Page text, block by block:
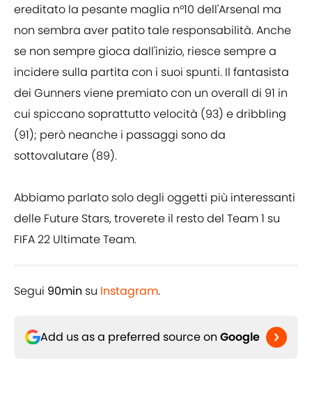
ereditato la pesante maglia n°10 dell'Arsenal ma
non sembra aver patito tale responsabilità. Anche
se non sempre gioca dall'inizio, riesce sempre a
incidere sulla partita con i suoi spunti. Il fantasista
dei Gunners viene premiato con un overall di 91 in
cui spiccano soprattutto velocità (93) e dribbling
(91); però neanche i passaggi sono da
sottovalutare (89).
Abbiamo parlato solo degli oggetti più interessanti
delle Future Stars, troverete il resto del Team 1 su
FIFA 22 Ultimate Team.
Segui 90min su Instagram.
Add us as a preferred source on Google